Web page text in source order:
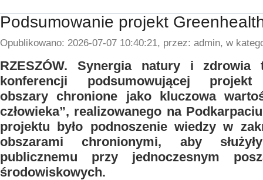
Podsumowanie projekt
Opublikowano: 2026-07-07 10:40:21, przez: admin, w
RZESZÓW. Synergia natury i zdrowia
konferencji podsumowującej projekt
obszary chronione jako kluczowa
człowieka”, realizowanego na
projektu było podnoszenie wiedzy w
obszarami chronionymi, aby
publicznemu przy jednoczesnym
środowiskowych.